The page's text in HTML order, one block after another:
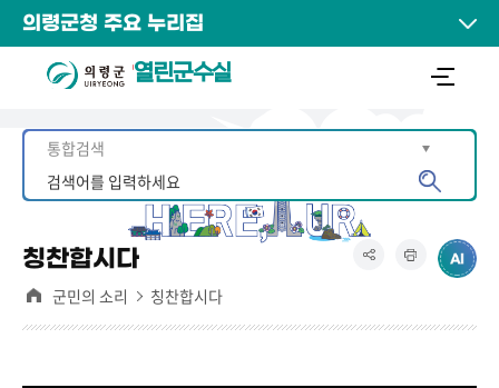
의령군청 주요 누리집
열린군수실
칭찬합시다
군민의 소리 칭찬합시다